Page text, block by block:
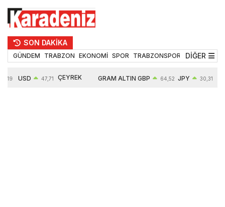
SON DAKİKA
GÜNDEM TRABZON EKONOMİ SPOR TRABZONSPOR TEKNOLOJİ
DİĞER
USD 47,71 ÇEYREK GRAM ALTIN GBP 64,52 JPY 30,31